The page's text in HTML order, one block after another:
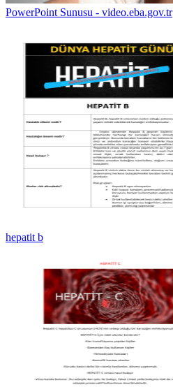
PowerPoint Sunusu - video.eba.gov.tr
hepatit b